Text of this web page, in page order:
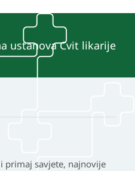
ustanova Cvit likarije
primaj savjete, najnovije